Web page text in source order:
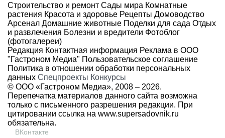
Строительство и ремонт Сады мира Комнатные
растения Красота и здоровье Рецепты Домоводство
Арсенал Домашние животные Поделки для сада Отдых
и развлечения Болезни и вредители Фотоблог
(фотогалереи)
Редакция Контактная информация Реклама в ООО
"Гастроном Медиа" Пользовательское соглашение
Политика в отношении обработки персональных
данных Спецпроекты Конкурсы
© ООО «Гастроном Медиа», 2008 – 2026.
Перепечатка материалов данного сайта возможна
только с письменного разрешения редакции. При
цитировании ссылка на www.supersadovnik.ru
обязательна.
ВКонтакте